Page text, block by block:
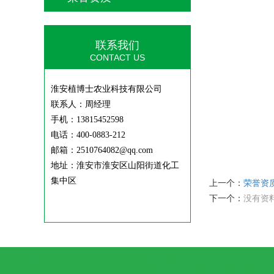
联系我们
CONTACT US
淮安植博士农业科技有限公司
联系人：周经理
手机：13815452598
电话：400-0883-212
邮箱：2510764082@qq.com
地址：淮安市淮安区山阳街道化工
集中区
上一个： 荣誉资
下一个： 没有资